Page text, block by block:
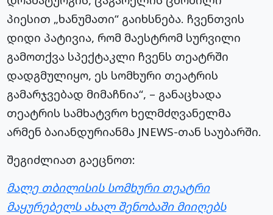
პიესით „ხანუმათი“ გაიხსნება. ჩვენთვის
დიდი პატივია, რომ მაესტრომ სურვილი
გამოთქვა სპექტაკლი ჩვენს თეატრში
დადგმულიყო, ეს სომხური თეატრის
გამარჯვებად მიმაჩნია“, – განაცხადა
თეატრის სამხატვრო ხელმძღვანელმა
არმენ ბაიანდურიანმა JNEWS-თან საუბარში.
შეგიძლიათ გაეცნოთ:
მალე თბილისის სომხური თეატრი
მაყურებელს ახალ შენობაში მიიღებს